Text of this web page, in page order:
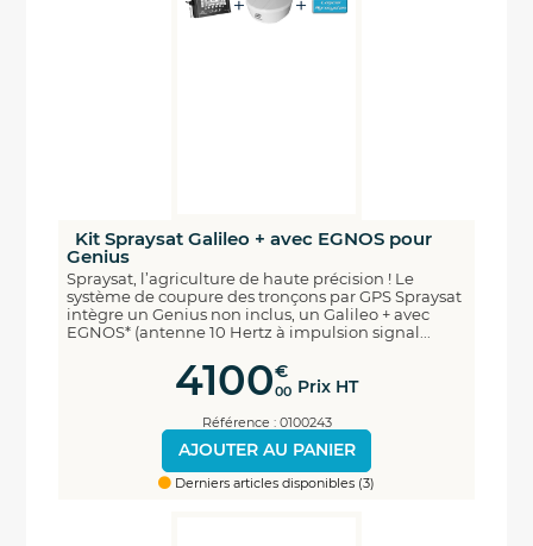
Kit Spraysat Galileo + avec EGNOS pour
Genius
Spraysat, l’agriculture de haute précision ! Le
système de coupure des tronçons par GPS Spraysat
intègre un Genius non inclus, un Galileo + avec
EGNOS* (antenne 10 Hertz à impulsion signal...
4100€
00 Prix HT
Référence : 0100243
AJOUTER AU PANIER
Derniers articles disponibles (3)